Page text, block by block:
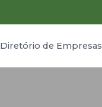
Diretório de Empresas